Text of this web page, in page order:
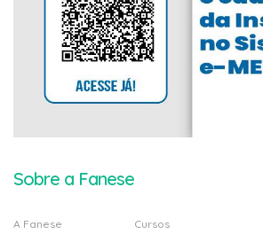
Sobre a Fanese
A Fanese Cursos